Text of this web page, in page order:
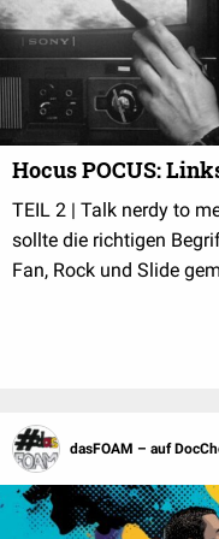
Hocus POCUS:
TEIL 2 | Talk nerdy to
sollte die richtigen
Fan, Rock und Slide
dasFOAM – auf